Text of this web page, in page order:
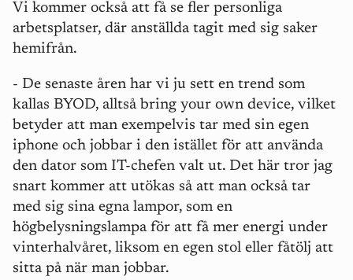
Vi kommer också att få se fler personliga
arbetsplatser, där anställda tagit med sig saker
hemifrån.
- De senaste åren har vi ju sett en trend som
kallas BYOD, alltså bring your own device, vilket
betyder att man exempelvis tar med sin egen
iphone och jobbar i den istället för att använda
den dator som IT-chefen valt ut. Det här tror jag
snart kommer att utökas så att man också tar
med sig sina egna lampor, som en
högbelysningslampa för att få mer energi under
vinterhalvåret, liksom en egen stol eller fåtölj att
sitta på när man jobbar.